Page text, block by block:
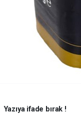
Yazıya ifade bırak !